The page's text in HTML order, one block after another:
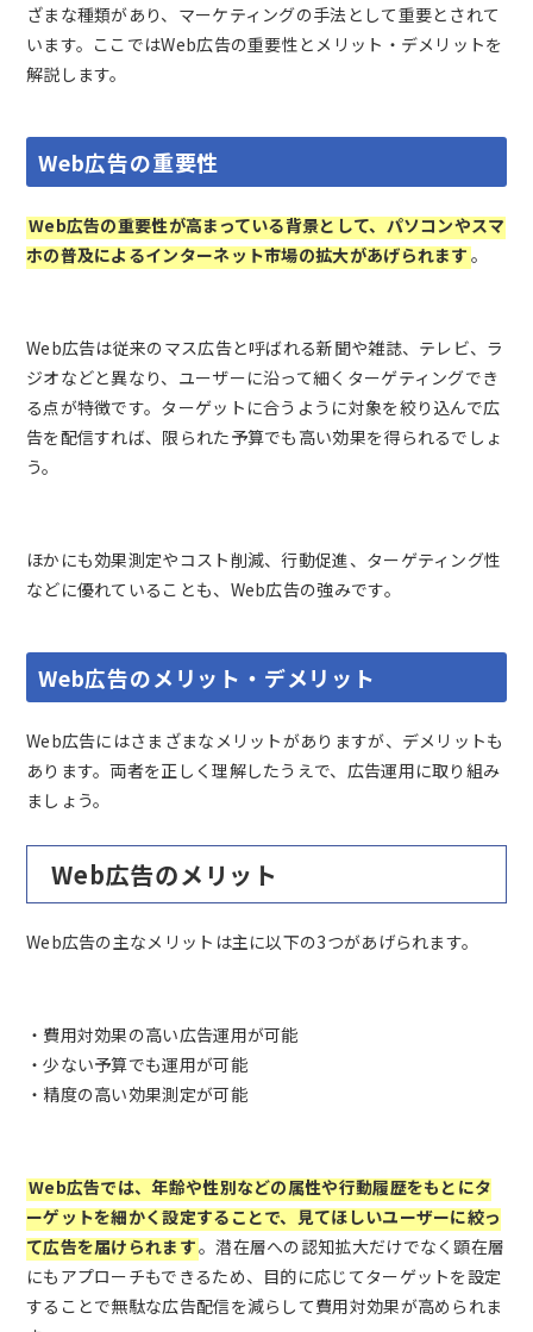
ざまな種類があり、マーケティングの手法として重要とされて
います。ここではWeb広告の重要性とメリット・デメリットを
解説します。
Web広告の重要性
Web広告の重要性が高まっている背景として、パソコンやスマ
ホの普及によるインターネット市場の拡大があげられます。
Web広告は従来のマス広告と呼ばれる新聞や雑誌、テレビ、ラ
ジオなどと異なり、ユーザーに沿って細くターゲティングでき
る点が特徴です。ターゲットに合うように対象を絞り込んで広
告を配信すれば、限られた予算でも高い効果を得られるでしょ
う。
ほかにも効果測定やコスト削減、行動促進、ターゲティング性
などに優れていることも、Web広告の強みです。
Web広告のメリット・デメリット
Web広告にはさまざまなメリットがありますが、デメリットも
あります。両者を正しく理解したうえで、広告運用に取り組み
ましょう。
Web広告のメリット
Web広告の主なメリットは主に以下の3つがあげられます。
・費用対効果の高い広告運用が可能
・少ない予算でも運用が可能
・精度の高い効果測定が可能
Web広告では、年齢や性別などの属性や行動履歴をもとにタ
ーゲットを細かく設定することで、見てほしいユーザーに絞っ
て広告を届けられます。潜在層への認知拡大だけでなく顕在層
にもアプローチもできるため、目的に応じてターゲットを設定
することで無駄な広告配信を減らして費用対効果が高められま